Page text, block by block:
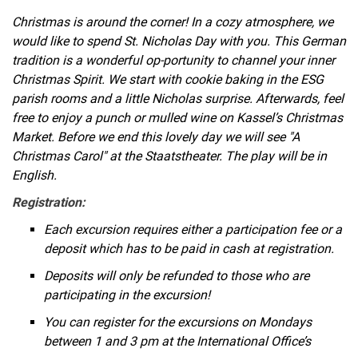
Christmas is around the corner! In a cozy atmosphere, we
would like to spend St. Nicholas Day with you. This German
tradition is a wonderful op-portunity to channel your inner
Christmas Spirit. We start with cookie baking in the ESG
parish rooms and a little Nicholas surprise. Afterwards, feel
free to enjoy a punch or mulled wine on Kassel’s Christmas
Market. Before we end this lovely day we will see "A
Christmas Carol" at the Staatstheater. The play will be in
English.
Registration:
Each excursion requires either a participation fee or a
deposit which has to be paid in cash at registration.
Deposits will only be refunded to those who are
participating in the excursion!
You can register for the excursions on Mondays
between 1 and 3 pm at the International Office’s